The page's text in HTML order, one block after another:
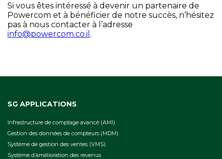
Si vous êtes intéressé à devenir un partenaire de
Powercom et à bénéficier de notre succès, n’hésitez
pas à nous contacter à l’adresse
info@powercom.co.il .
SG APPLICATIONS
Infrastructure de comptage avancé (AMI)
Gestion des données de compteurs (MDM)
Système de gestion des ventes (VMS)
Système d’amélioration des revenus